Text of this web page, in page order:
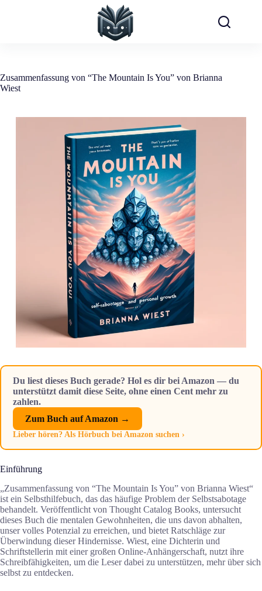
Zusammenfassung von “The Mountain Is You” von Brianna
Wiest
Du liest dieses Buch gerade? Hol es dir bei Amazon — du
unterstützt damit diese Seite, ohne einen Cent mehr zu
zahlen.
Zum Buch auf Amazon →
Lieber hören? Als Hörbuch bei Amazon suchen ›
Einführung
„Zusammenfassung von “The Mountain Is You” von Brianna Wiest“
ist ein Selbsthilfebuch, das das häufige Problem der Selbstsabotage
behandelt. Veröffentlicht von Thought Catalog Books, untersucht
dieses Buch die mentalen Gewohnheiten, die uns davon abhalten,
unser volles Potenzial zu erreichen, und bietet Ratschläge zur
Überwindung dieser Hindernisse. Wiest, eine Dichterin und
Schriftstellerin mit einer großen Online-Anhängerschaft, nutzt ihre
Schreibfähigkeiten, um die Leser dabei zu unterstützen, mehr über sich
selbst zu entdecken.